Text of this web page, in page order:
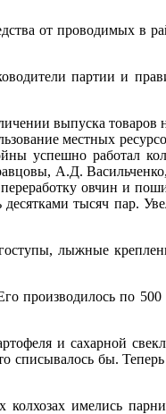
от проводимых в
партии и
выпуска
местных
успешно работал
А.Д.
овчин и
тысяч пар.
лыжные
производилось по
и сахарной
бы. Теперь
колхозах имелись